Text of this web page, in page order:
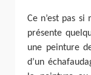
Ce n’est pas
présente
une peinture
d’un